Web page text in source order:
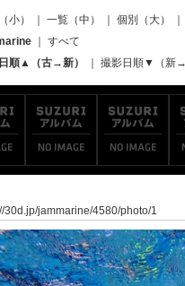
小） 一覧（中） 個別（大）
すべて
順▲（古→新）
撮影日順▼（新→
30d.jp/jammarine/4580/photo/1